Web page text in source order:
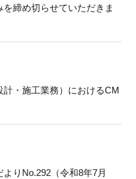
締め切らせていただきま
・施工業務）におけるCM
りNo.292（令和8年7月